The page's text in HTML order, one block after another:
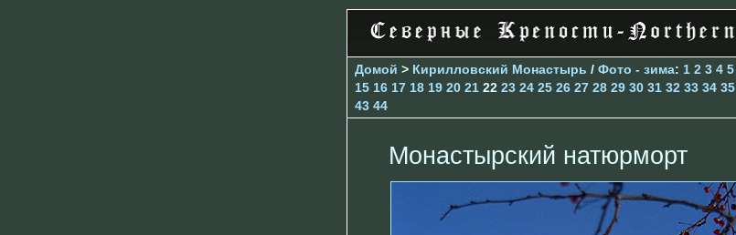
Домой > Кирилловский Монастырь / Фото - зима: 1 2 3 4 5
15 16 17 18 19 20 21 22 23 24 25 26 27 28 29 30 31 32 33 34 35
43 44
Монастырский натюрморт